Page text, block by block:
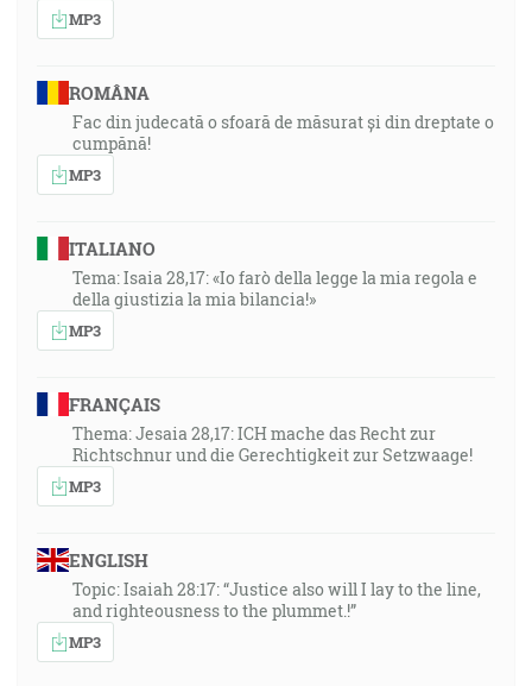
MP3
ROMÂNA
Fac din judecată o sfoară de măsurat și din dreptate o
cumpănă!
MP3
ITALIANO
Tema: Isaia 28,17: «Io farò della legge la mia regola e
della giustizia la mia bilancia!»
MP3
FRANÇAIS
Thema: Jesaia 28,17: ICH mache das Recht zur
Richtschnur und die Gerechtigkeit zur Setzwaage!
MP3
ENGLISH
Topic: Isaiah 28:17: “Justice also will I lay to the line,
and righteousness to the plummet.!”
MP3